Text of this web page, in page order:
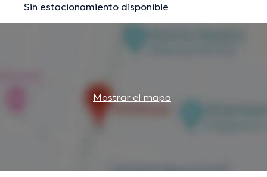
Sin estacionamiento disponible
Mostrar el mapa